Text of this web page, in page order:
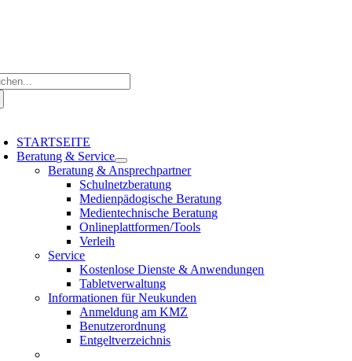
STARTSEITE
Beratung & Service
Beratung & Ansprechpartner
Schulnetzberatung
Medienpädogische Beratung
Medientechnische Beratung
Onlineplattformen/Tools
Verleih
Service
Kostenlose Dienste & Anwendungen
Tabletverwaltung
Informationen für Neukunden
Anmeldung am KMZ
Benutzerordnung
Entgeltverzeichnis